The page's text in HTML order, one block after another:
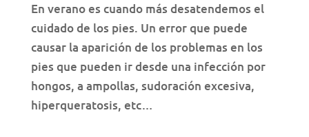
En verano es cuando más desatendemos el
cuidado de los pies. Un error que puede
causar la aparición de los problemas en los
pies que pueden ir desde una infección por
hongos, a ampollas, sudoración excesiva,
hiperqueratosis, etc…